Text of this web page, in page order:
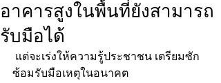
อาคารสูงในพื้นที่ยังสามารถ
รับมือได้
ซ้อมรับมือเหตุในอนาคต